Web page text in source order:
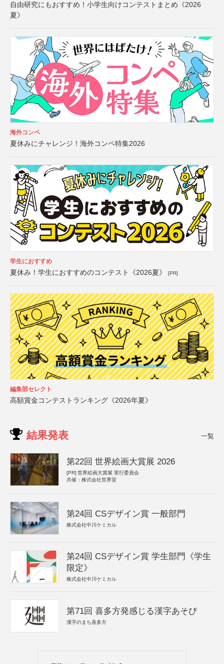
自由研究にもおすすめ！小学生向けコンテストまとめ《2026
夏》
海外コンペ
夏休みにチャレンジ！海外コンペ特集2026
学生におすすめ
夏休み！学生におすすめのコンテスト《2026夏》 [PR]
編集部セレクト
高額賞金コンテストランキング《2026年夏》
結果発表 一覧
第22回 世界絵画大賞展 2026
[PR] 世界絵画大賞展 実行委員会
共催：株式会社世界堂
第24回 CSデザイン賞 一般部門
株式会社中川ケミカル
第24回 CSデザイン賞 学生部門《学生
限定》
株式会社中川ケミカル
第71回 喜多方発感じる漢字あそび
漢字のまち喜多方